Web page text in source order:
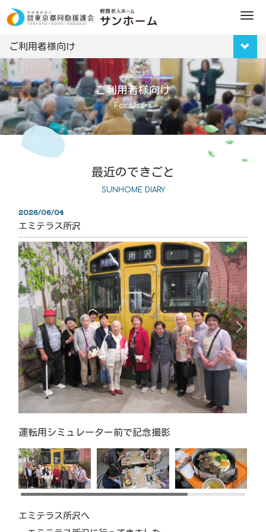
M
e
n
u
ご利用者様向け
ご利用者様向け
For Users
最近のできごと
SUNHOME DIARY
2026/06/04
エミテラス所沢
運転用シミュレーター前で記念撮影
エミテラス所沢へ